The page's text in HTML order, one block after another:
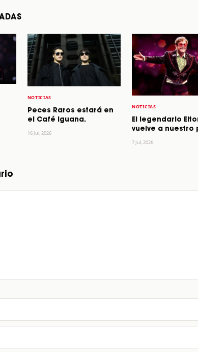
NOTICIAS
Peces Raros estará en
el Café Iguana.
16 Jul, 2026
NOTICIAS
El legendario
vuelve a nuestro
7 Jul, 2026